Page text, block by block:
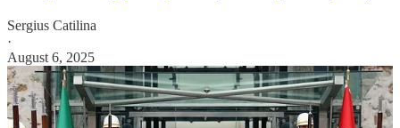
Sergius Catilina
·
August 6, 2025